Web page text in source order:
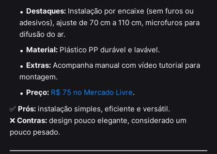
Destaques: Instalação por encaixe (sem furos ou
adesivos), ajuste de 70 cm a 110 cm, microfuros para
difusão do ar.
Material: Plástico PP durável e lavável.
Extras: Acompanha manual com vídeo tutorial para
montagem.
Preço: R$ 75 no Mercado Livre.
✅ Prós: instalação simples, eficiente e versátil.
❌ Contras: design pouco elegante, considerado um
pouco pesado.